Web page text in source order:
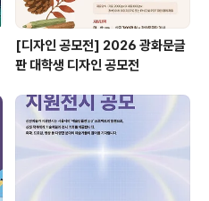
[디자인 공모전] 2026 광화문글
판 대학생 디자인 공모전